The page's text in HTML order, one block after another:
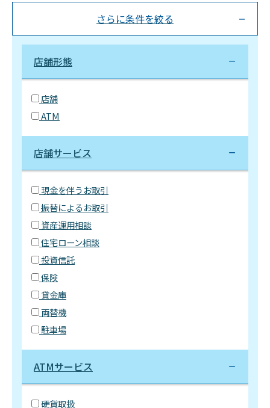
さらに条件を絞る
店舗形態
店舗
ATM
店舗サービス
現金を伴うお取引
振替によるお取引
資産運用相談
住宅ローン相談
投資信託
保険
貸金庫
両替機
駐車場
ATMサービス
硬貨取扱